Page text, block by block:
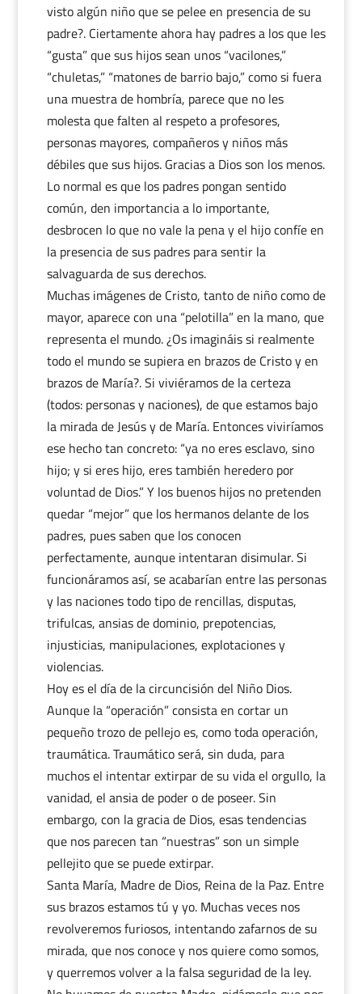
visto algún niño que se pelee en presencia de su
padre?. Ciertamente ahora hay padres a los que les
“gusta” que sus hijos sean unos “vacilones,”
“chuletas,” “matones de barrio bajo,” como si fuera
una muestra de hombría, parece que no les
molesta que falten al respeto a profesores,
personas mayores, compañeros y niños más
débiles que sus hijos. Gracias a Dios son los menos.
Lo normal es que los padres pongan sentido
común, den importancia a lo importante,
desbrocen lo que no vale la pena y el hijo confíe en
la presencia de sus padres para sentir la
salvaguarda de sus derechos.
Muchas imágenes de Cristo, tanto de niño como de
mayor, aparece con una “pelotilla” en la mano, que
representa el mundo. ¿Os imagináis si realmente
todo el mundo se supiera en brazos de Cristo y en
brazos de María?. Si viviéramos de la certeza
(todos: personas y naciones), de que estamos bajo
la mirada de Jesús y de María. Entonces viviríamos
ese hecho tan concreto: “ya no eres esclavo, sino
hijo; y si eres hijo, eres también heredero por
voluntad de Dios.” Y los buenos hijos no pretenden
quedar “mejor” que los hermanos delante de los
padres, pues saben que los conocen
perfectamente, aunque intentaran disimular. Si
funcionáramos así, se acabarían entre las personas
y las naciones todo tipo de rencillas, disputas,
trifulcas, ansias de dominio, prepotencias,
injusticias, manipulaciones, explotaciones y
violencias.
Hoy es el día de la circuncisión del Niño Dios.
Aunque la “operación” consista en cortar un
pequeño trozo de pellejo es, como toda operación,
traumática. Traumático será, sin duda, para
muchos el intentar extirpar de su vida el orgullo, la
vanidad, el ansia de poder o de poseer. Sin
embargo, con la gracia de Dios, esas tendencias
que nos parecen tan “nuestras” son un simple
pellejito que se puede extirpar.
Santa María, Madre de Dios, Reina de la Paz. Entre
sus brazos estamos tú y yo. Muchas veces nos
revolveremos furiosos, intentando zafarnos de su
mirada, que nos conoce y nos quiere como somos,
y querremos volver a la falsa seguridad de la ley.